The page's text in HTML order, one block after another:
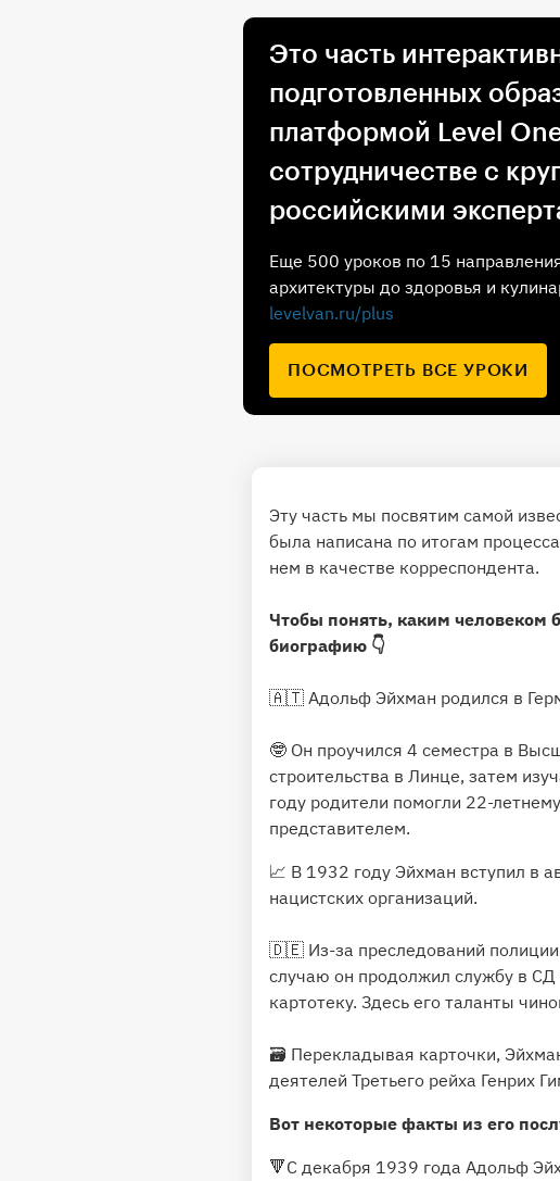
Это часть
подготовленных
платформой Level
сотрудничестве с
российскими
Еще 500 уроков по 15
архитектуры до здоровья и
levelvan.ru/plus
ПОСМОТРЕТЬ ВСЕ УРОКИ
Эту часть мы посвятим самой
была написана по итогам
нем в качестве корреспондента.
Чтобы понять, каким человеком
биографию 👇
🇦🇹 Адольф Эйхман родился в
🤓 Он проучился 4 семестра в
строительства в Линце, затем
году родители помогли 22-
представителем.
📈 В 1932 году Эйхман вступил в
нацистских организаций.
🇩🇪 Из-за преследований полиции
случаю он продолжил службу в СД
картотеку. Здесь его таланты
🗃 Перекладывая карточки,
деятелей Третьего рейха Генрих
Вот некоторые факты из его
🔻С декабря 1939 года Адольф